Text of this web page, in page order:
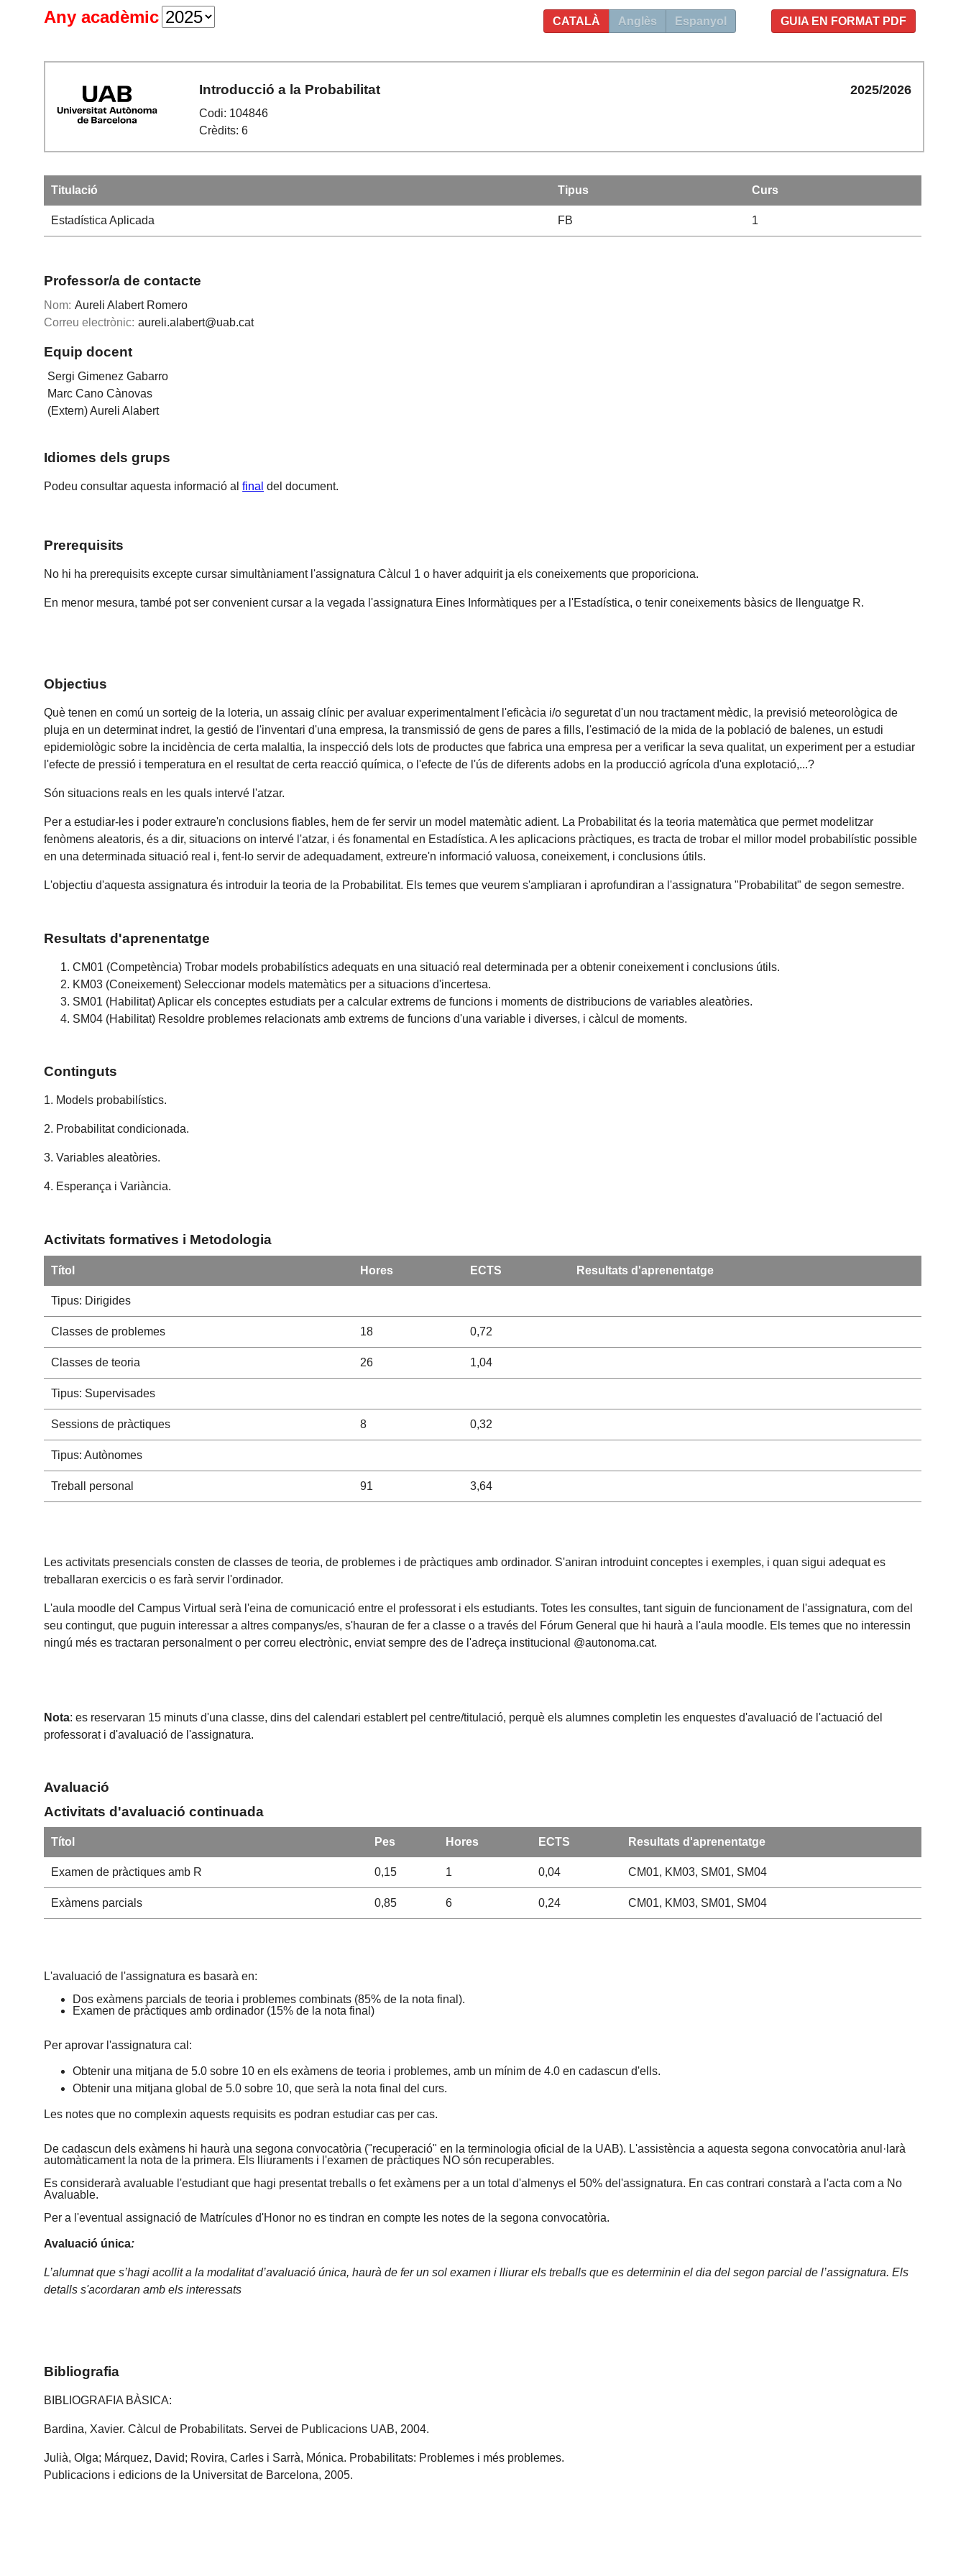
GUIA EN FORMAT PDF
CATALÀ Anglès Espanyol
Any acadèmic
Introducció a la Probabilitat
Codi: 104846
Crèdits: 6
2025/2026
Titulació Tipus Curs
Estadística Aplicada FB 1
Professor/a de contacte
Nom: Aureli Alabert Romero
Correu electrònic: aureli.alabert@uab.cat
Equip docent
Sergi Gimenez Gabarro
Marc Cano Cànovas
(Extern) Aureli Alabert
Idiomes dels grups
Podeu consultar aquesta informació alfinal del document.
Prerequisits
No hi ha prerequisits excepte cursar simultàniament l'assignatura Càlcul 1 o haver adquirit ja els coneixements que proporiciona.
En menor mesura, també pot ser convenient cursar a la vegada l'assignatura Eines Informàtiques per a l'Estadística, o tenir coneixements bàsics de llenguatge R.
Objectius
Què tenen en comú un sorteig de la loteria, un assaig clínic per avaluar experimentalment l'eficàcia i/o seguretat d'un nou tractament mèdic, la previsió meteorològica de
pluja en un determinat indret, la gestió de l'inventari d'una empresa, la transmissió de gens de pares a fills, l'estimació de la mida de la població de balenes, un estudi
epidemiològic sobre la incidència de certa malaltia, la inspecció dels lots de productes que fabrica una empresa per a verificar la seva qualitat, un experiment per a estudiar
l'efecte de pressió i temperatura en el resultat de certa reacció química, o l'efecte de l'ús de diferents adobs en la producció agrícola d'una explotació,...?
Són situacions reals en les quals intervé l'atzar.
Per a estudiar-les i poder extraure'n conclusions fiables, hem de fer servir un model matemàtic adient. La Probabilitat és la teoria matemàtica que permet modelitzar
fenòmens aleatoris, és a dir, situacions on intervé l'atzar, i és fonamental en Estadística. A les aplicacions pràctiques, es tracta de trobar el millor model probabilístic possible
en una determinada situació real i, fent-lo servir de adequadament, extreure'n informació valuosa, coneixement, i conclusions útils.
L'objectiu d'aquesta assignatura és introduir la teoria de la Probabilitat. Els temes que veurem s'ampliaran i aprofundiran a l'assignatura "Probabilitat" de segon semestre.
Resultats d'aprenentatge
CM01 (Competència) Trobar models probabilístics adequats en una situació real determinada per a obtenir coneixement i conclusions útils.
KM03 (Coneixement) Seleccionar models matemàtics per a situacions d'incertesa.
SM01 (Habilitat) Aplicar els conceptes estudiats per a calcular extrems de funcions i moments de distribucions de variables aleatòries.
SM04 (Habilitat) Resoldre problemes relacionats amb extrems de funcions d'una variable i diverses, i càlcul de moments.
Continguts
1. Models probabilístics.
2. Probabilitat condicionada.
3. Variables aleatòries.
4. Esperança i Variància.
Activitats formatives i Metodologia
Títol Hores ECTS Resultats d'aprenentatge
Tipus: Dirigides
Classes de problemes 18 0,72
Classes de teoria 26 1,04
Tipus: Supervisades
Sessions de pràctiques 8 0,32
Tipus: Autònomes
Treball personal 91 3,64
Les activitats presencials consten de classes de teoria, de problemes i de pràctiques amb ordinador. S'aniran introduint conceptes i exemples, i quan sigui adequat es
treballaran exercicis o es farà servir l'ordinador.
L'aula moodle del Campus Virtual serà l'eina de comunicació entre el professorat i els estudiants. Totes les consultes, tant siguin de funcionament de l'assignatura, com del
seu contingut, que puguin interessar a altres companys/es, s'hauran de fer a classe o a través del Fórum General que hi haurà a l'aula moodle. Els temes que no interessin
ningú més es tractaran personalment o per correu electrònic, enviat sempre des de l'adreça institucional @autonoma.cat.
Nota: es reservaran 15 minuts d'una classe, dins del calendari establert pel centre/titulació, perquè els alumnes completin les enquestes d'avaluació de l'actuació del
professorat i d'avaluació de l'assignatura.
Avaluació
Activitats d'avaluació continuada
Títol Pes Hores ECTS Resultats d'aprenentatge
Examen de pràctiques amb R 0,15 1 0,04 CM01, KM03, SM01, SM04
Exàmens parcials 0,85 6 0,24 CM01, KM03, SM01, SM04
L'avaluació de l'assignatura es basarà en:
Dos exàmens parcials de teoria i problemes combinats (85% de la nota final).
Examen de pràctiques amb ordinador (15% de la nota final)
Per aprovar l'assignatura cal:
Obtenir una mitjana de 5.0 sobre 10 en els exàmens de teoria i problemes, amb un mínim de 4.0 en cadascun d'ells.
Obtenir una mitjana global de 5.0 sobre 10, que serà la nota final del curs.
Les notes que no complexin aquests requisits es podran estudiar cas per cas.
De cadascun dels exàmens hi haurà una segona convocatòria ("recuperació" en la terminologia oficial de la UAB). L'assistència a aquesta segona convocatòria anul·larà
automàticament la nota de la primera. Els lliuraments i l'examen de pràctiques NO són recuperables.
Es considerarà avaluable l'estudiant que hagi presentat treballs o fet exàmens per a un total d'almenys el 50% del'assignatura. En cas contrari constarà a l'acta com a No
Avaluable.
Per a l'eventual assignació de Matrícules d'Honor no es tindran en compte les notes de la segona convocatòria.
Avaluació única:
L’alumnat que s’hagi acollit a la modalitat d’avaluació única, haurà de fer un sol examen i lliurar els treballs que es determinin el dia del segon parcial de l’assignatura. Els
detalls s'acordaran amb els interessats
Bibliografia
BIBLIOGRAFIA BÀSICA:
Bardina, Xavier. Càlcul de Probabilitats. Servei de Publicacions UAB, 2004.
Julià, Olga; Márquez, David; Rovira, Carles i Sarrà, Mónica. Probabilitats: Problemes i més problemes.
Publicacions i edicions de la Universitat de Barcelona, 2005.